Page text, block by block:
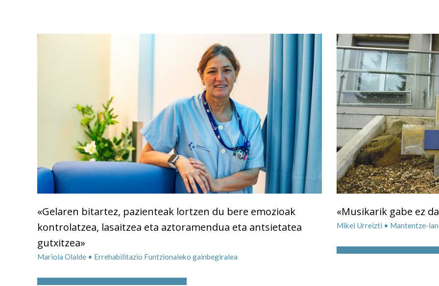
«Gelaren bitartez, pazienteak lortzen du bere emozioak
kontrolatzea, lasaitzea eta aztoramendua eta antsietatea
gutxitzea»
Mariola Olalde • Errehabilitazio Funtzionaleko gainbegiralea
«Musikarik gabe ez
Mikel Urreizti • Mantentze-